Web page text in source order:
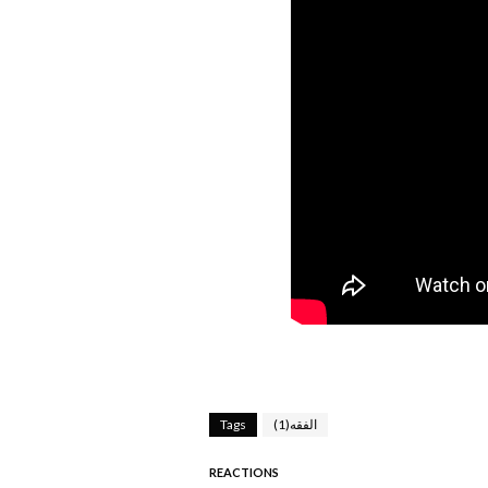
Tags الفقه(1)
REACTIONS